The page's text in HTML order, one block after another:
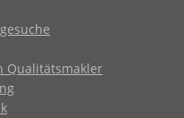
Qualitätsmakler